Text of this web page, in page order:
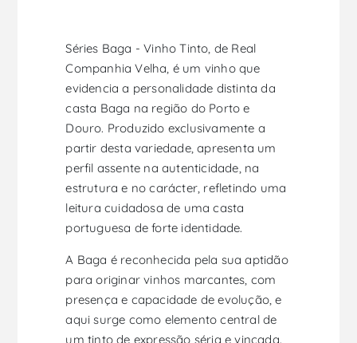
Séries Baga - Vinho Tinto, de Real
Companhia Velha, é um vinho que
evidencia a personalidade distinta da
casta Baga na região do Porto e
Douro. Produzido exclusivamente a
partir desta variedade, apresenta um
perfil assente na autenticidade, na
estrutura e no carácter, refletindo uma
leitura cuidadosa de uma casta
portuguesa de forte identidade.
A Baga é reconhecida pela sua aptidão
para originar vinhos marcantes, com
presença e capacidade de evolução, e
aqui surge como elemento central de
um tinto de expressão séria e vincada.